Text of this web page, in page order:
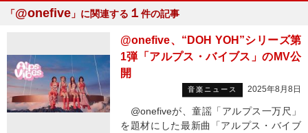
「@onefive 」に関連する １ 件の記事
@onefive、“DOH YOH”シリーズ第
1弾「アルプス・バイブス」のMV公
開
音楽ニュース 2025年8月8日
@onefiveが、童謡「アルプス一万尺」
を題材にした最新曲「アルプス・バイブ